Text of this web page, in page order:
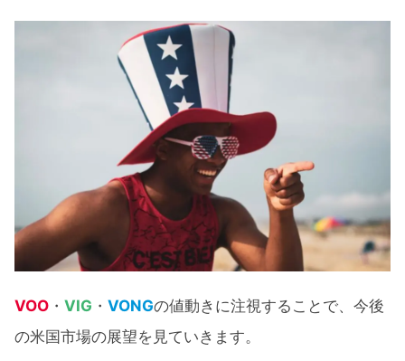
VOO ・ VIG ・ VONGの値動きに注視することで、今後
の米国市場の展望を見ていきます。